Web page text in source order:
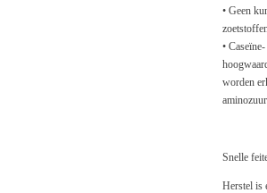
• Geen
•
worden
Snelle
Herstel is